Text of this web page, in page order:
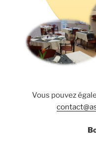
Vous pouvez